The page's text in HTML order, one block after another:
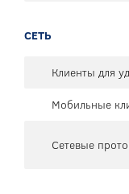
СЕТЬ
Клиенты для
Мобильные
Сетевые